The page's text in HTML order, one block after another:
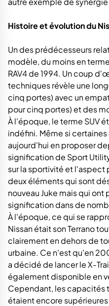
Histoire et évolution du
Un des prédécesseurs
modèle, du moins en
RAV4 de 1994. Un coup
techniques révèle une
cinq portes) avec un
pour cinq portes) et des
À l'époque, le terme SUV
indéfini. Même si
aujourd'hui en proposer
signification de Sport
sur la sportivité et
deux éléments qui sont
nouveau Juke mais qui
signification dans de
À l'époque, ce qui se
Nissan était son Terrano
clairement en dehors de
urbaine. Ce n'est qu'en
a décidé de lancer le X-
également disponible en
Cependant, les capacités
étaient encore